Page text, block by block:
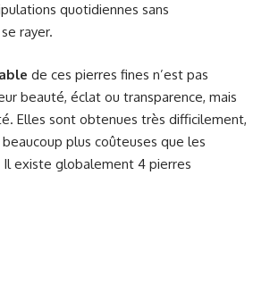
quotidiennes sans
rayer.
de ces pierres fines n’est pas
beauté, éclat ou transparence, mais
Elles sont obtenues très difficilement,
plus coûteuses que les
Il existe globalement 4 pierres